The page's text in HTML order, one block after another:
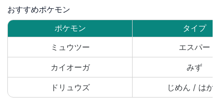
おすすめポケモン
ポケモン
タイプ
ミュウツー
エスパー
カイオーガ みず
ドリュウズ じめん / はが